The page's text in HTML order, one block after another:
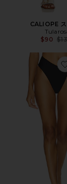
CALIOPE ス
$90